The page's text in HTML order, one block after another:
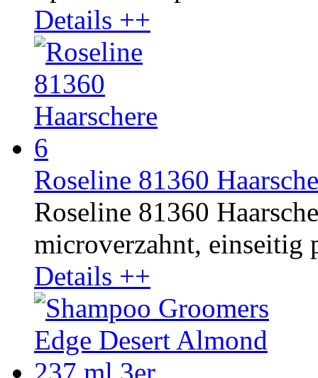
Details ++
Roseline 81360
Roseline 81360
microverzahnt, einseitig
Details ++